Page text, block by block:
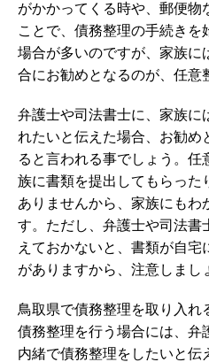
がかかってくる時や、郵便物
ことで、債務整理の手続きを
場合が多いのですが、家族に
合にお勧めとなるのが、任意
弁護士や司法書士に、家族に
れたいと伝えた場合、お勧め
ると言われる事でしょう。任
族に書類を提出してもらった
ありませんから、家族にもわ
す。ただし、弁護士や司法書
えておかないと、書類が自
がありますから、注意しまし
鳥取県で債務整理を取り入れ
債務整理を行う場合には、弁
内緒で債務整理をしたいと伝